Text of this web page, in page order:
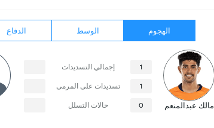
الهجوم الوسط الدفاع
مالك عبدالمنعم
1 إجمالي التسديدات
1 تسديدات على المرمى
0 حالات التسلل